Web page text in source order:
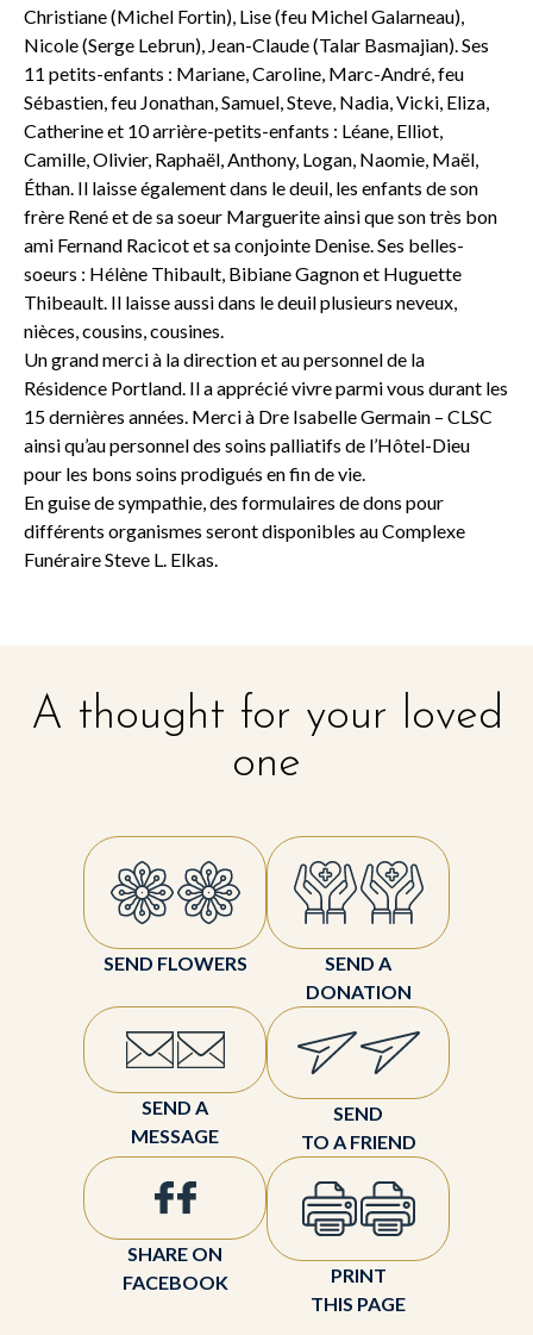
Christiane (Michel Fortin), Lise (feu Michel Galarneau),
Nicole (Serge Lebrun), Jean-Claude (Talar Basmajian). Ses
11 petits-enfants : Mariane, Caroline, Marc-André, feu
Sébastien, feu Jonathan, Samuel, Steve, Nadia, Vicki, Eliza,
Catherine et 10 arrière-petits-enfants : Léane, Elliot,
Camille, Olivier, Raphaël, Anthony, Logan, Naomie, Maël,
Éthan. Il laisse également dans le deuil, les enfants de son
frère René et de sa soeur Marguerite ainsi que son très bon
ami Fernand Racicot et sa conjointe Denise. Ses belles-
soeurs : Hélène Thibault, Bibiane Gagnon et Huguette
Thibeault. Il laisse aussi dans le deuil plusieurs neveux,
nièces, cousins, cousines.
Un grand merci à la direction et au personnel de la
Résidence Portland. Il a apprécié vivre parmi vous durant les
15 dernières années. Merci à Dre Isabelle Germain – CLSC
ainsi qu’au personnel des soins palliatifs de l’Hôtel-Dieu
pour les bons soins prodigués en fin de vie.
En guise de sympathie, des formulaires de dons pour
différents organismes seront disponibles au Complexe
Funéraire Steve L. Elkas.
A thought for your loved
one
SEND FLOWERS
SEND A
DONATION
SEND A
MESSAGE
SEND
TO A FRIEND
SHARE ON
FACEBOOK
PRINT
THIS PAGE